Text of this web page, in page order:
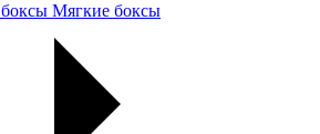
Мягкие боксы